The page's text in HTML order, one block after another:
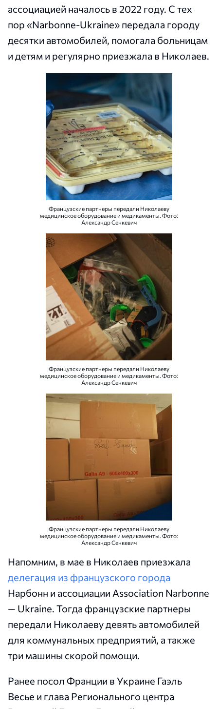
ассоциацией началось в 2022 году. С тех
пор «Narbonne-Ukraine» передала городу
десятки автомобилей, помогала больницам
и детям и регулярно приезжала в Николаев.
Французские партнеры передали Николаеву
медицинское оборудование и медикаменты. Фото:
Александр Сенкевич
Французские партнеры передали Николаеву
медицинское оборудование и медикаменты. Фото:
Александр Сенкевич
Французские партнеры передали Николаеву
медицинское оборудование и медикаменты. Фото:
Александр Сенкевич
Напомним, в мае в Николаев приезжала
делегация из французского города
Нарбонн и ассоциации Association Narbonne
— Ukraine. Тогда французские партнеры
передали Николаеву девять автомобилей
для коммунальных предприятий, а также
три машины скорой помощи.
Ранее посол Франции в Украине Гаэль
Весье и глава Регионального центра